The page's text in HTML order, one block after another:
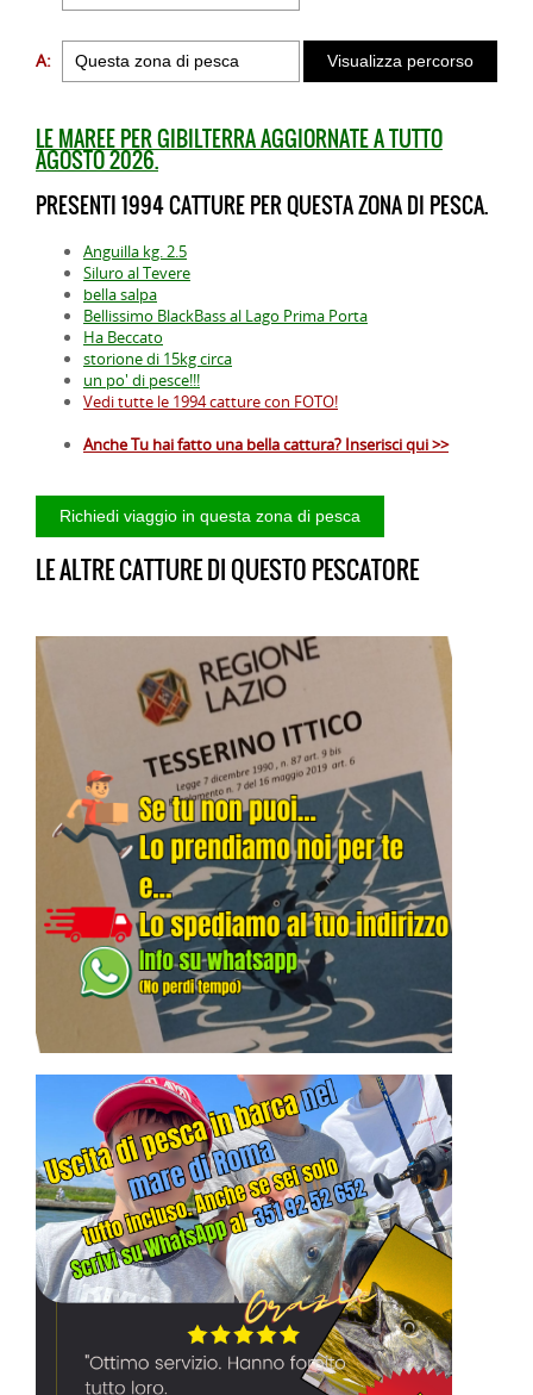
A:
LE MAREE PER GIBILTERRA AGGIORNATE A TUTTO
AGOSTO 2026.
PRESENTI 1994 CATTURE PER QUESTA ZONA DI PESCA.
Anguilla kg. 2.5
Siluro al Tevere
bella salpa
Bellissimo BlackBass al Lago Prima Porta
Ha Beccato
storione di 15kg circa
un po' di pesce!!!
Vedi tutte le 1994 catture con FOTO!
Anche Tu hai fatto una bella cattura? Inserisci qui >>
LE ALTRE CATTURE DI QUESTO PESCATORE